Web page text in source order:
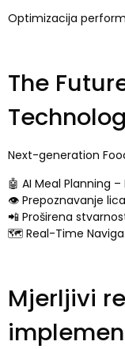
Optimizacija
The
Next-generation
🤖 AI Meal Planning –
👁️ Prepoznavanje
📲 Proširena
🗺️ Real-Time
Mjerljivi